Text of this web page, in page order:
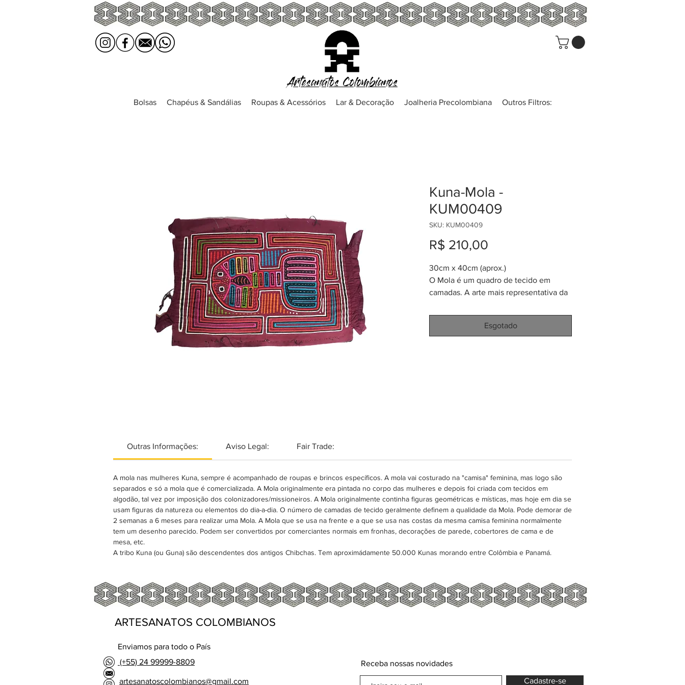
Artesanatos Colombianos
Bolsas Chapéus & Sandálias Roupas & Acessórios Lar & Decoração Joalheria Precolombiana Outros Filtros:
Kuna-Mola -
KUM00409
SKU: KUM00409
R$ 210,00
30cm x 40cm (aprox.)
O Mola é um quadro de tecido em
camadas. A arte mais representativa da
também Panamá. A técnica usada se
chama de "Apliqué Reverso" no mundo
moda e da casa.
Esgotado
Outras Informações: Aviso Legal: Fair Trade:
A mola nas mulheres Kuna, sempre é acompanhado de roupas e brincos específicos. A mola vai costurado na "camisa" feminina, mas logo são
separados e só a mola que é comercializada. A Mola originalmente era pintada no corpo das mulheres e depois foi criada com tecidos em
algodão, tal vez por imposição dos colonizadores/missioneiros. A Mola originalmente continha figuras geométricas e místicas, mas hoje em dia se
usam figuras da natureza ou elementos do dia-a-dia. O número de camadas de tecido geralmente definem a qualidade da Mola. Pode demorar de
2 semanas a 6 meses para realizar uma Mola. A Mola que se usa na frente e a que se usa nas costas da mesma camisa feminina normalmente
tem um desenho parecido. Podem ser convertidos por comerciantes normais em fronhas, decorações de parede, cobertores de cama e de
mesa, etc.
A tribo Kuna (ou Guna) são descendentes dos antigos Chibchas. Tem aproximádamente 50.000 Kunas morando entre Colômbia e Panamá.
ARTESANATOS COLOMBIANOS
Enviamos para todo o País
(+55) 24 99999-8809
artesanatoscolombianos@gmail.com
Receba nossas novidades
Cadastre-se